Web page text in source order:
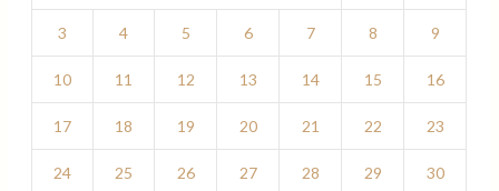
3 4 5 6 7 8 9
10 11 12 13 14 15 16
17 18 19 20 21 22 23
24 25 26 27 28 29
30